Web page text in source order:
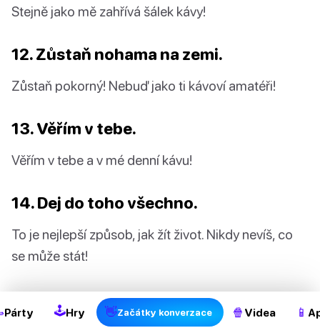
2
Stejně jako mě zahřívá šálek kávy!
12. Zůstaň nohama na zemi.
Zůstaň pokorný! Nebuď jako ti kávoví amatéři!
13. Věřím v tebe.
Věřím v tebe a v mé denní kávu!
14. Dej do toho všechno.
To je nejlepší způsob, jak žít život. Nikdy nevíš, co
se může stát!
Párty 🕹Hry 👋Začátky konverzace 🍿 Videa 📱